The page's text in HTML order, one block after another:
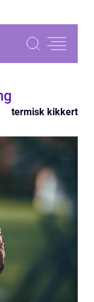
termisk kikkert